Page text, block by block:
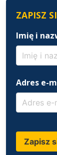
ZAPISZ
Imię i
Adres e-
Zapisz